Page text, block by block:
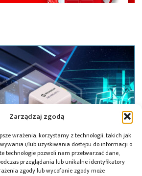
Zarządzaj zgodą
wrażenia, korzystamy z technologii, takich jak
i/lub uzyskiwania dostępu do informacji o
technologie pozwoli nam przetwarzać dane,
przeglądania lub unikalne identyfikatory
zgody lub wycofanie zgody może